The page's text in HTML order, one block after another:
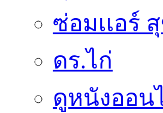
ซ่อมเเอร์
ดร.ไก่
ดูหนังออน